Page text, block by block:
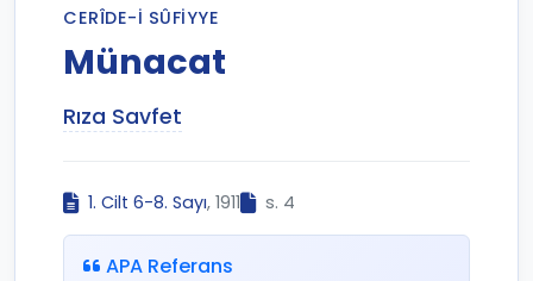
CERÎDE-I SÛFIYYE
Münacat
Rıza Savfet
1. Cilt 6-8. Sayı, 1911 s. 4
APA Referans